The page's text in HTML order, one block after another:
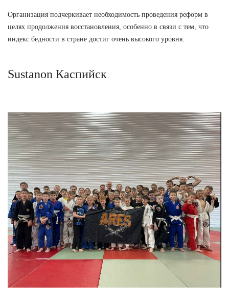
Организация подчеркивает необходимость проведения реформ в
целях продолжения восстановления, особенно в связи с тем, что
индекс бедности в стране достиг очень высокого уровня.
Sustanon Каспийск